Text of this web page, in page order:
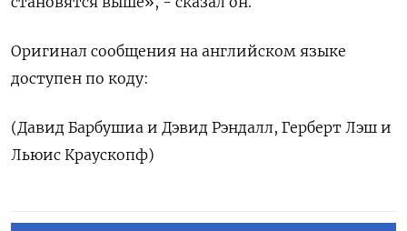
Оригинал сообщения на английском языке
доступен по коду:
(Давид Барбушиа и Дэвид Рэндалл, Герберт Лэш и
Льюис Краускопф)